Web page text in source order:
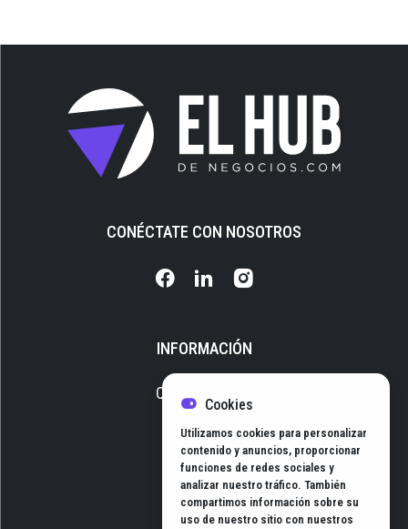
INFORMACIÓN
Quiénes somos
Newsletter
Contacto
CONÉCTATE CON NOSOTROS
Cookies
Utilizamos cookies para personalizar
contenido y anuncios, proporcionar
funciones de redes sociales y
analizar nuestro tráfico. También
compartimos información sobre su
uso de nuestro sitio con nuestros